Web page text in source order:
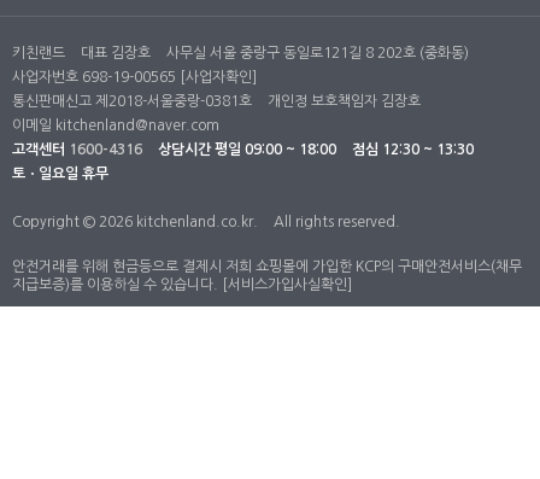
키친랜드 대표 김장호
사무실 서울 중랑구 동일로121길 8 202호 (중화동)
사업자번호 698-19-00565
[사업자확인]
통신판매신고 제2018-서울중랑-0381호
개인정 보호책임자 김장호
이메일 kitchenland@naver.com
고객센터 1600-4316 상담시간 평일 09:00 ~ 18:00
점심 12:30 ~ 13:30
토ㆍ일요일 휴무
Copyright © 2026 kitchenland.co.kr. All rights reserved.
안전거래를 위해 현금등으로 결제시 저희 쇼핑몰에 가입한 KCP의 구매안전서비스(채무
지급보증)를 이용하실 수 있습니다.
[서비스가입사실확인]